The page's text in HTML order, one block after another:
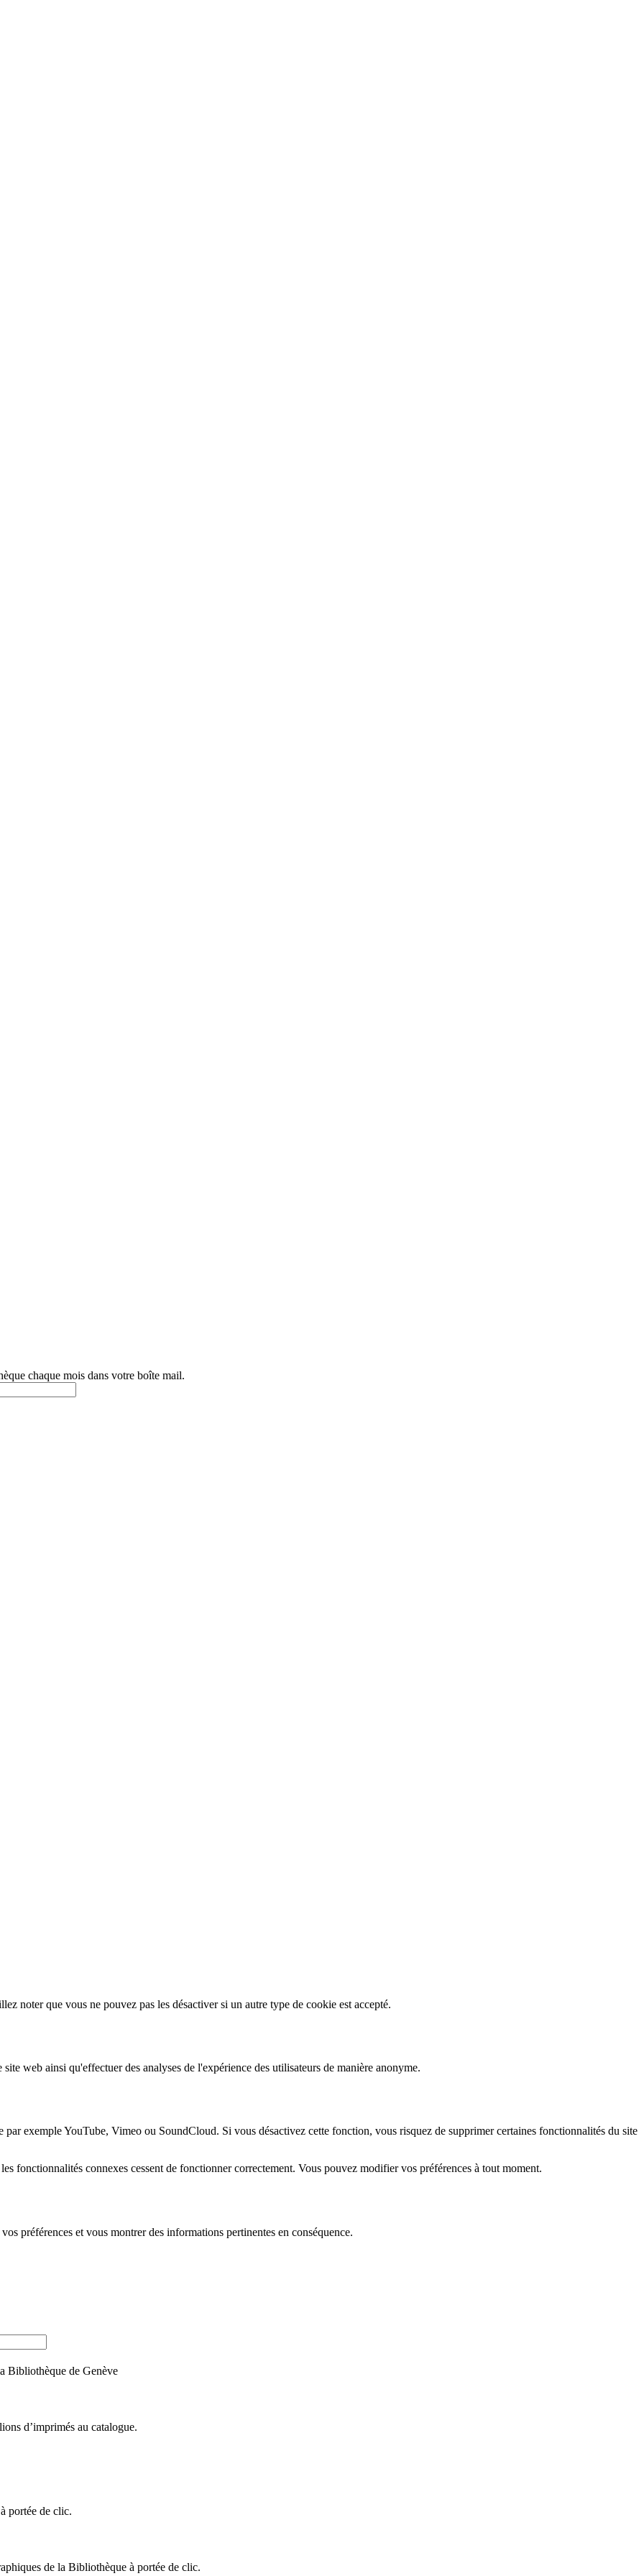
chaque mois dans votre boîte mail.
noter que vous ne pouvez pas les désactiver si un autre type de cookie est accepté.
web ainsi qu'effectuer des analyses de l'expérience des utilisateurs de manière anonyme.
exemple YouTube, Vimeo ou SoundCloud. Si vous désactivez cette fonction, vous risquez de supprimer certaines fonctionnalités du site
fonctionnalités connexes cessent de fonctionner correctement. Vous pouvez modifier vos préférences à tout moment.
préférences et vous montrer des informations pertinentes en conséquence.
Bibliothèque de Genève
d’imprimés au catalogue.
portée de clic.
de la Bibliothèque à portée de clic.